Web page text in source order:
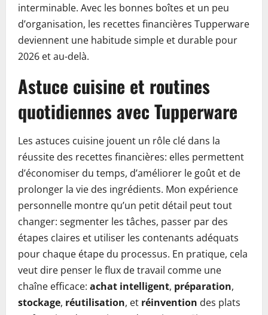
interminable. Avec les bonnes boîtes et un peu
d’organisation, les recettes financières Tupperware
deviennent une habitude simple et durable pour
2026 et au-delà.
Astuce cuisine et routines
quotidiennes avec Tupperware
Les astuces cuisine jouent un rôle clé dans la
réussite des recettes financières: elles permettent
d’économiser du temps, d’améliorer le goût et de
prolonger la vie des ingrédients. Mon expérience
personnelle montre qu’un petit détail peut tout
changer: segmenter les tâches, passer par des
étapes claires et utiliser les contenants adéquats
pour chaque étape du processus. En pratique, cela
veut dire penser le flux de travail comme une
chaîne efficace: achat intelligent, préparation,
stockage, réutilisation, et réinvention des plats